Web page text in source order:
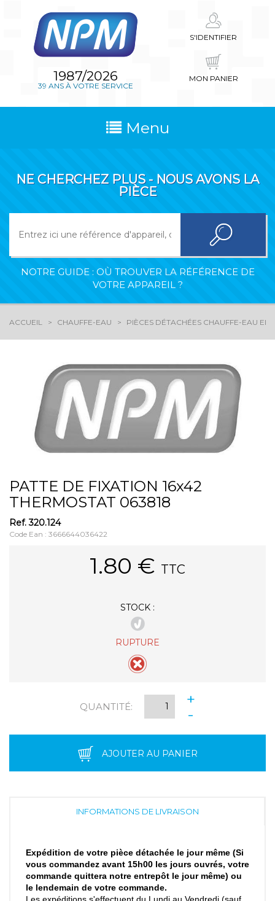
1987/2026
39 ANS À VOTRE SERVICE
S'IDENTIFIER
MON PANIER
Menu
NE CHERCHEZ PLUS - NOUS AVONS LA
PIÈCE
NOTRE GUIDE : OÙ TROUVER LA RÉFÉRENCE DE
VOTRE APPAREIL ?
ACCUEIL CHAUFFE-EAU PIÈCES DÉTACHÉES CHAUFFE-EAU
PATTE DE FIXATION 16x42
THERMOSTAT 063818
Ref.320.124
Code Ean : 3666644036422
1.80 € TTC
STOCK :
RUPTURE
QUANTITÉ:
+
-
AJOUTER AU PANIER
INFORMATIONS DE LIVRAISON